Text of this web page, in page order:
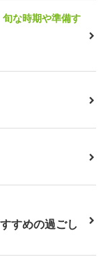
な時期や準備す
すめの過ごし